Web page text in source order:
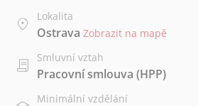
Lokalita
Ostrava Zobrazit na mapě
Smluvní vztah
Pracovní smlouva (HPP)
Minimální vzdělání